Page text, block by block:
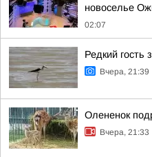
новоселье
02:07
Редкий гость
Вчера, 21:39
Олененок
Вчера, 21:33